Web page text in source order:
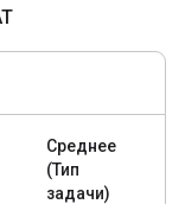
Среднее
(Тип
задачи)